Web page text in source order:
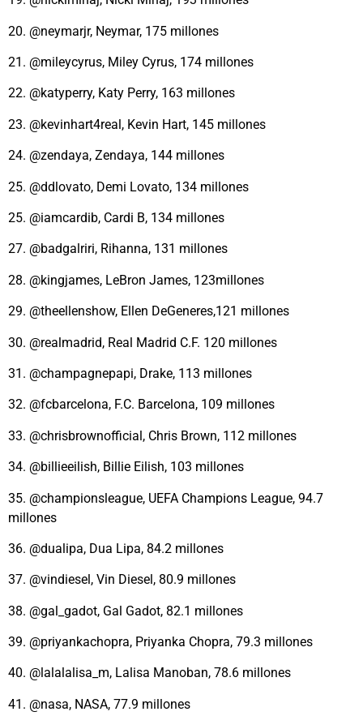
20. @neymarjr, Neymar, 175 millones
21. @mileycyrus, Miley Cyrus, 174 millones
22. @katyperry, Katy Perry, 163 millones
23. @kevinhart4real, Kevin Hart, 145 millones
24. @zendaya, Zendaya, 144 millones
25. @ddlovato, Demi Lovato, 134 millones
25. @iamcardib, Cardi B, 134 millones
27. @badgalriri, Rihanna, 131 millones
28. @kingjames, LeBron James, 123millones
29. @theellenshow, Ellen DeGeneres,121 millones
30. @realmadrid, Real Madrid C.F. 120 millones
31. @champagnepapi, Drake, 113 millones
32. @fcbarcelona, F.C. Barcelona, 109 millones
33. @chrisbrownofficial, Chris Brown, 112 millones
34. @billieeilish, Billie Eilish, 103 millones
35. @championsleague, UEFA Champions League, 94.7
millones
36. @dualipa, Dua Lipa, 84.2 millones
37. @vindiesel, Vin Diesel, 80.9 millones
38. @gal_gadot, Gal Gadot, 82.1 millones
39. @priyankachopra, Priyanka Chopra, 79.3 millones
40. @lalalalisa_m, Lalisa Manoban, 78.6 millones
41. @nasa, NASA, 77.9 millones